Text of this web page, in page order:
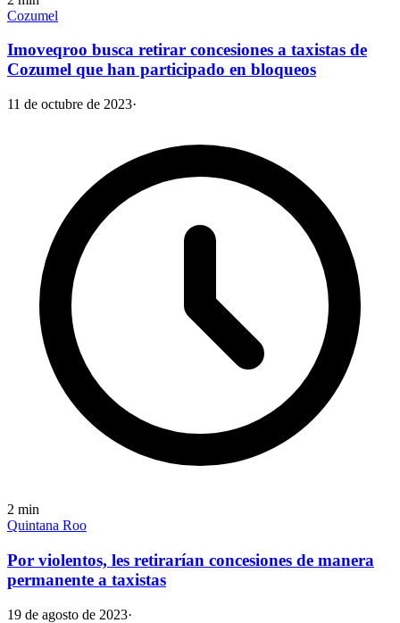
Cozumel
Imoveqroo busca retirar concesiones a taxistas de
Cozumel que han participado en bloqueos
11 de octubre de 2023·
2 min
Quintana Roo
Por violentos, les retirarían concesiones de manera
permanente a taxistas
19 de agosto de 2023·